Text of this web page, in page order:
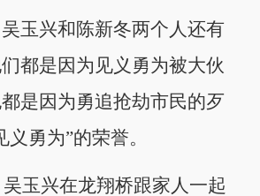
兴和陈新冬两个人还有
都是因为见义勇为被大伙
是因为勇追抢劫市民的歹
勇为”的荣誉。
兴在龙翔桥跟家人一起